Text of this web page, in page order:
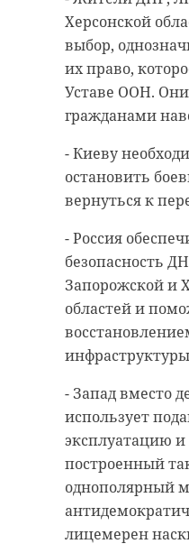
Херсонской
выбор,
их право,
Уставе ООН.
гражданами
- Киеву
остановить
вернуться к
- Россия
безопасность
Запорожской и
областей и
- Запад вместо
использует
эксплуатацию
построенный
однополярный
лицемерен
воспитанников.
публиковали
медведицей
резвящейся в
Видео:
ныряет
рыбкой
Медведица
купаясь в
белоснежной
сотрудники
рыбкой и
!видео
ленинградский
событий, о
рассказывать
учебниках и
веха в
истории
—
истории.
снова
домой.
внукам,
видим
Россия
колен и